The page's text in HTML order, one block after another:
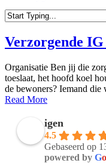
Search
Verzorgende
Organisatie Ben jij die
toeslaat, het hoofd koel
de bewoners? Iemand die
Read More
igen
4.5
Gebaseerd op
powered by Go